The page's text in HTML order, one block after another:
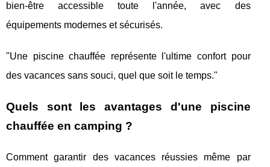
bien-être accessible toute l'année, avec des
équipements modernes et sécurisés.
"Une piscine chauffée représente l'ultime confort pour
des vacances sans souci, quel que soit le temps."
Quels sont les avantages d'une piscine
chauffée en camping ?
Comment garantir des vacances réussies même par